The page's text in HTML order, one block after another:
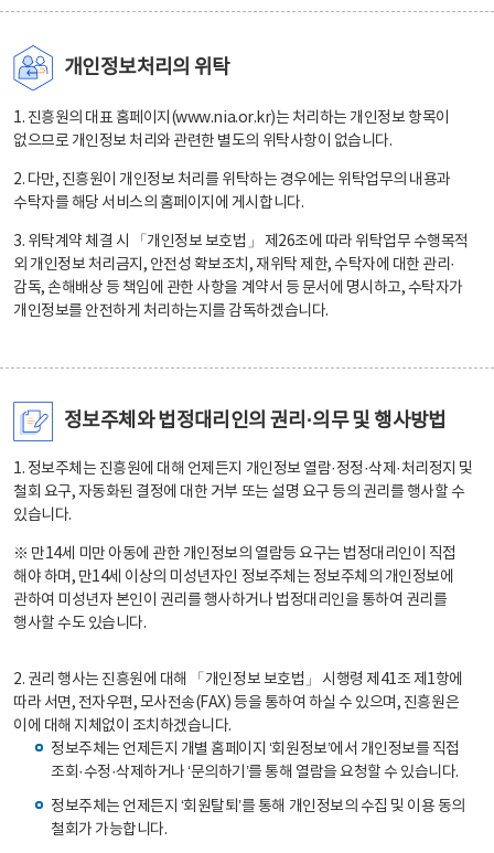
개인정보처리의 위탁
1. 진흥원의 대표 홈페이지(www.nia.or.kr)는 처리하는 개인정보 항목이
없으므로 개인정보 처리와 관련한 별도의 위탁사항이 없습니다.
2. 다만, 진흥원이 개인정보 처리를 위탁하는 경우에는 위탁업무의 내용과
수탁자를 해당 서비스의 홈페이지에 게시합니다.
3. 위탁계약 체결 시 「개인정보 보호법」 제26조에 따라 위탁업무 수행목적
외 개인정보 처리금지, 안전성 확보조치, 재위탁 제한, 수탁자에 대한 관리·
감독, 손해배상 등 책임에 관한 사항을 계약서 등 문서에 명시하고, 수탁자가
개인정보를 안전하게 처리하는지를 감독하겠습니다.
정보주체와 법정대리인의 권리·의무 및 행사방법
1. 정보주체는 진흥원에 대해 언제든지 개인정보 열람·정정·삭제·처리정지 및
철회 요구, 자동화된 결정에 대한 거부 또는 설명 요구 등의 권리를 행사할 수
있습니다.
※ 만14세 미만 아동에 관한 개인정보의 열람등 요구는 법정대리인이 직접
해야 하며, 만14세 이상의 미성년자인 정보주체는 정보주체의 개인정보에
관하여 미성년자 본인이 권리를 행사하거나 법정대리인을 통하여 권리를
행사할 수도 있습니다.
2. 권리 행사는 진흥원에 대해 「개인정보 보호법」 시행령 제41조 제1항에
따라 서면, 전자우편, 모사전송(FAX) 등을 통하여 하실 수 있으며, 진흥원은
이에 대해 지체없이 조치하겠습니다.
정보주체는 언제든지 개별 홈페이지 ‘회원정보’에서 개인정보를 직접
조회·수정·삭제하거나 ‘문의하기’를 통해 열람을 요청할 수 있습니다.
정보주체는 언제든지 ‘회원탈퇴’를 통해 개인정보의 수집 및 이용 동의
철회가 가능합니다.